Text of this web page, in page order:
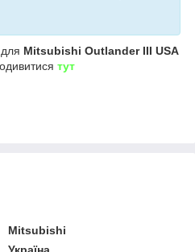
для Mitsubishi Outlander III USA
тут
Mitsubishi
Україна